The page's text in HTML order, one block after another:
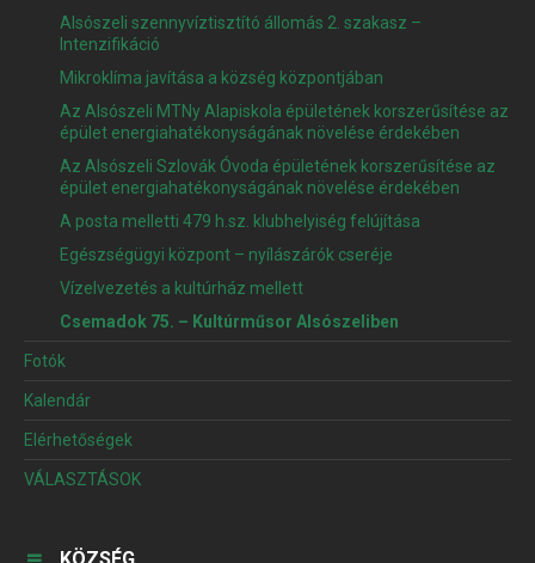
Alsószeli szennyvíztisztító állomás 2. szakasz –
Intenzifikáció
Mikroklíma javítása a község központjában
Az Alsószeli MTNy Alapiskola épületének korszerűsítése az
épület energiahatékonyságának növelése érdekében
Az Alsószeli Szlovák Óvoda épületének korszerűsítése az
épület energiahatékonyságának növelése érdekében
A posta melletti 479 h.sz. klubhelyiség felújítása
Egészségügyi központ – nyílászárók cseréje
Vízelvezetés a kultúrház mellett
Csemadok 75. – Kultúrműsor Alsószeliben
Fotók
Kalendár
Elérhetőségek
VÁLASZTÁSOK
KÖZSÉG